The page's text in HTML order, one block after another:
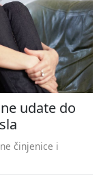
udate do
činjenice i